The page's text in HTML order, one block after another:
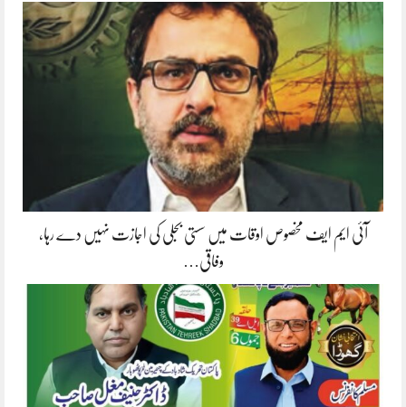
آئی ایم ایف مخصوص اوقات میں سستی بجلی کی اجازت نہیں دے رہا،
وفاقی…